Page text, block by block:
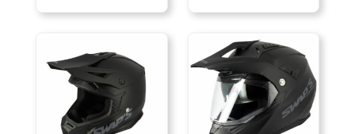
Plage
de
prix :
104,60 €
à
109,60 €
Plage
de
prix :
166,50 €
à
176,30 €